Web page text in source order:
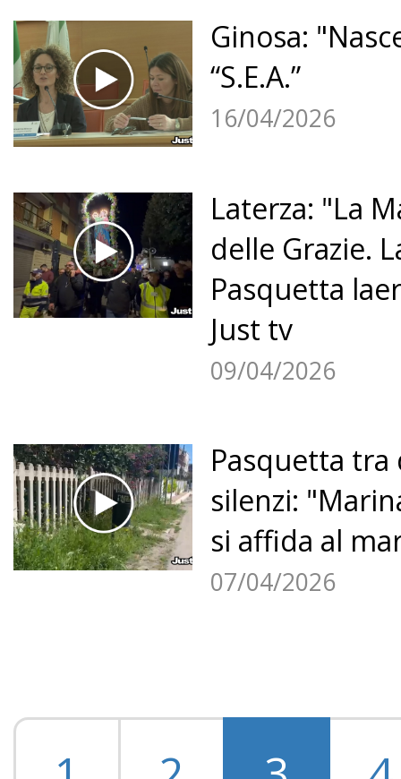
Ginosa:
“S.E.A.”
16/04/2026
Laterza: "La
delle Grazie.
Pasquetta
Just tv
09/04/2026
Pasquetta tra
silenzi:
si affida al
07/04/2026